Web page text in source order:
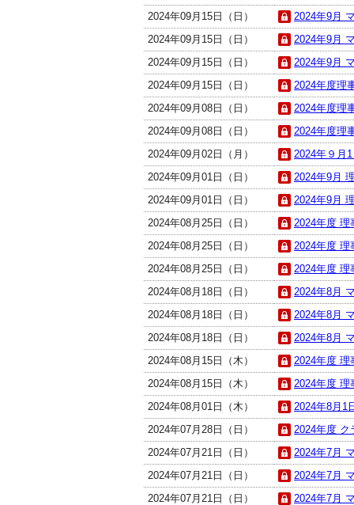
2024年09月15日（日）
2024年9月
2024年09月15日（日）
2024年9月
2024年09月15日（日）
2024年9月
2024年09月15日（日）
2024年度理
2024年09月08日（日）
2024年度理
2024年09月08日（日）
2024年度理
2024年09月02日（月）
2024年９月
2024年09月01日（日）
2024年9月
2024年09月01日（日）
2024年9月
2024年08月25日（日）
2024年度 理
2024年08月25日（日）
2024年度 理
2024年08月25日（日）
2024年度 理
2024年08月18日（日）
2024年8月
2024年08月18日（日）
2024年8月
2024年08月18日（日）
2024年8月
2024年08月15日（木）
2024年度 理
2024年08月15日（木）
2024年度 理
2024年08月01日（木）
2024年8月1
2024年07月28日（日）
2024年度 ク
2024年07月21日（日）
2024年7月
2024年07月21日（日）
2024年7月
2024年07月21日（日）
2024年7月